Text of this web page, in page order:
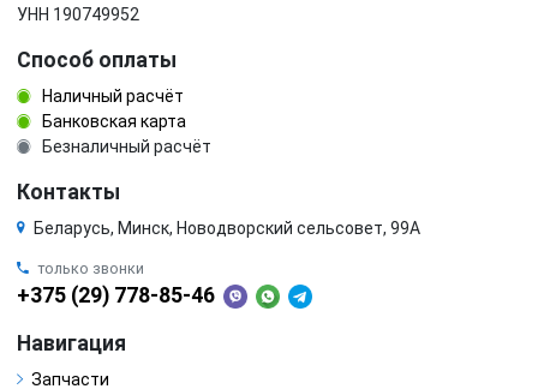
УНН 190749952
Способ оплаты
Наличный расчёт
Банковская карта
Безналичный расчёт
Контакты
Беларусь, Минск, Новодворский сельсовет, 99А
только звонки
+375 (29) 778-85-46
Навигация
Запчасти